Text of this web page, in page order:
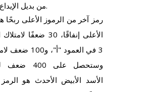
من بديل الإيداع الأصغر.
رمز آخر من الرموز الأعلى ربحًا
الأعلى إنفاقًا، 30 ضعفًا
وستحصل على
الأسد الأبيض الأحدث هو الرمز